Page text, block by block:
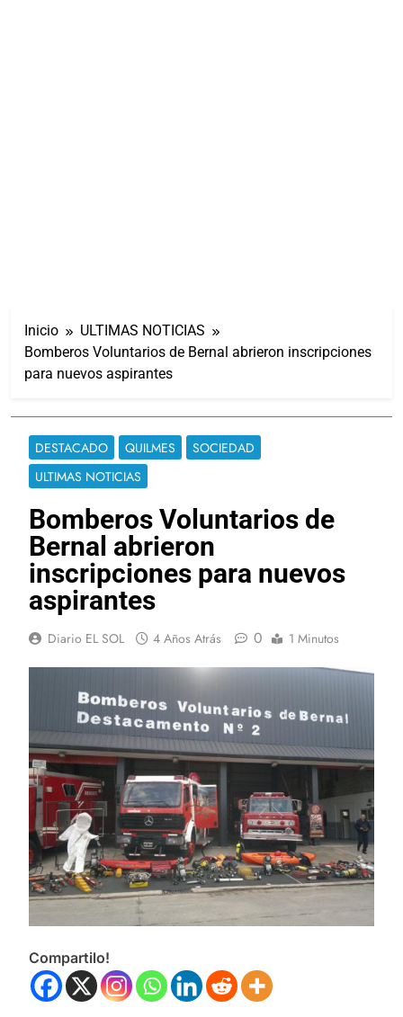
Inicio
ULTIMAS NOTICIAS
Bomberos Voluntarios de Bernal abrieron inscripciones
para nuevos aspirantes
DESTACADO QUILMES
SOCIEDAD
ULTIMAS NOTICIAS
Bomberos Voluntarios de
Bernal abrieron
inscripciones para nuevos
aspirantes
Diario EL SOL 4 Años Atrás 0 1 Minutos
Compartilo!